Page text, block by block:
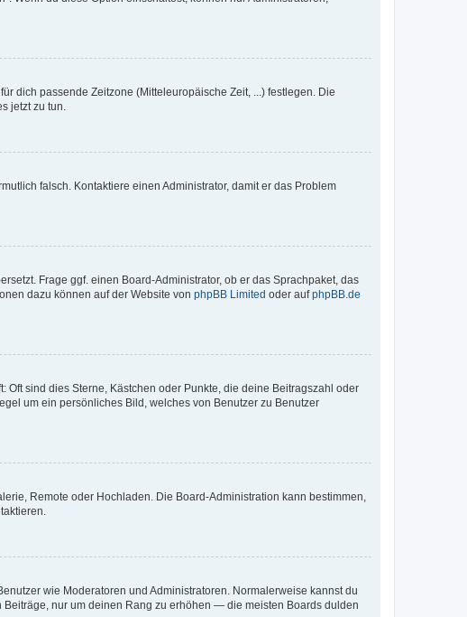
dich passende Zeitzone (Mitteleuropäische Zeit, ...) festlegen. Die
jetzt zu tun.
falsch. Kontaktiere einen Administrator, damit er das Problem
Frage ggf. einen Board-Administrator, ob er das Sprachpaket, das
dazu können auf der Website von phpBB Limited oder aufphpBB.de
sind dies Sterne, Kästchen oder Punkte, die deine Beitragszahl oder
um ein persönliches Bild, welches von Benutzer zu Benutzer
Remote oder Hochladen. Die Board-Administration kann bestimmen,
wie Moderatoren und Administratoren. Normalerweise kannst du
nur um deinen Rang zu erhöhen — die meisten Boards dulden